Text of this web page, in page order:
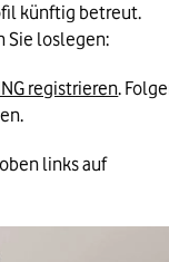
künftig betreut.
Sie loslegen:
registrieren.
links auf